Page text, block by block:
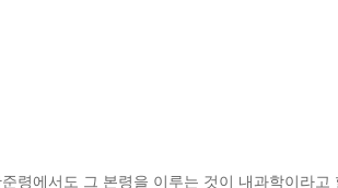
령에서도 그 본령을 이루는 것이 내과학이라